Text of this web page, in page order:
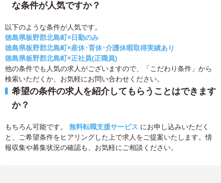
な条件が人気ですか？
以下のような条件が人気です。
徳島県板野郡北島町×日勤のみ
徳島県板野郡北島町×産休･育休･介護休暇取得実績あり
徳島県板野郡北島町×正社員(正職員)
他の条件でも人気の求人がございますので、「こだわり条件」から
検索いただくか、お気軽にお問い合わせください。
希望の条件の求人を紹介してもらうことはできます
か？
もちろん可能です。 無料転職支援サービス にお申し込みいただく
と、ご希望条件をヒアリングした上で求人をご提案いたします。情
報収集や募集状況の確認も、お気軽にご相談ください。